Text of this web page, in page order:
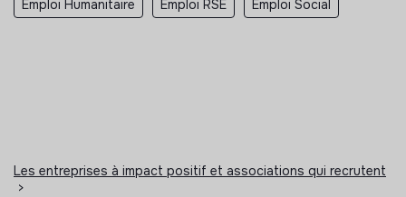
Emploi Humanitaire Emploi RSE Emploi Social
Les entreprises à impact positif et associations qui recrutent
>